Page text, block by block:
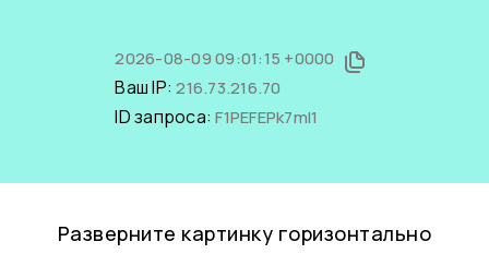
2026-08-09 09:01:15 +0000
Ваш IP:216.73.216.70
ID запроса:F1PEFEPk7mI1
Разверните картинку горизонтально